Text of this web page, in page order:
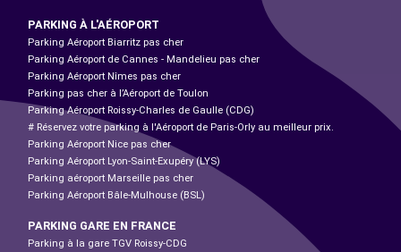
PARKING À L'AÉROPORT
Parking Aéroport Biarritz pas cher
Parking Aéroport de Cannes - Mandelieu pas cher
Parking Aéroport Nîmes pas cher
Parking pas cher à l’Aéroport de Toulon
Parking Aéroport Roissy-Charles de Gaulle (CDG)
# Réservez votre parking à l'Aéroport de Paris-Orly au meilleur prix.
Parking Aéroport Nice pas cher
Parking Aéroport Lyon-Saint-Exupéry (LYS)
Parking aéroport Marseille pas cher
Parking Aéroport Bâle-Mulhouse (BSL)
PARKING GARE EN FRANCE
Parking à la gare TGV Roissy-CDG